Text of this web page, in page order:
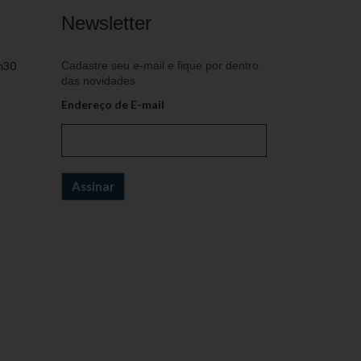
Newsletter
Cadastre seu e-mail e fique por dentro
das novidades
Endereço de E-mail